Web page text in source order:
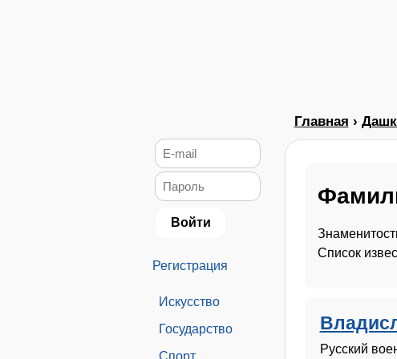
Регистрация
Искусство
Государство
Спорт
Главная ›
Список
Русский